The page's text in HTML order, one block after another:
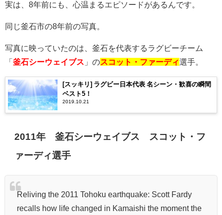
実は、8年前にも、心温まるエピソードがあるんです。
同じ釜石市の8年前の写真。
写真に映っていたのは、釜石を代表するラグビーチーム
「 釜石シーウェイブス 」のスコット・ファーディ選手。
[スッキリ] ラグビー日本代表 名シーン・歓喜の瞬間
ベスト5！
2019.10.21
2011年 釜石シーウェイブス スコット・フ
ァーディ選手
Reliving the 2011 Tohoku earthquake: Scott Fardy
recalls how life changed in Kamaishi the moment the